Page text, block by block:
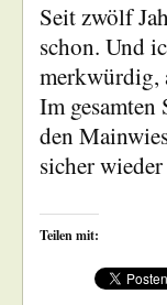
Seit zwölf
schon. Und
merkwürdig,
Im
den
sicher
Teilen mit: